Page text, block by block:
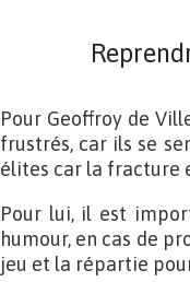
Pour Geoffroy de
frustrés, car ils se
élites car la fracture
Pour lui, il est
humour, en cas de
jeu et la répartie